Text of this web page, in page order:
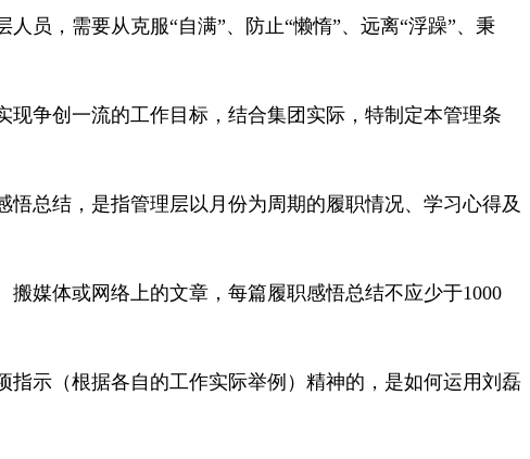
员，需要从克服“自满”、防止“懒惰”、远离“浮躁”、秉
争创一流的工作目标，结合集团实际，特制定本管理条
总结，是指管理层以月份为周期的履职情况、学习心得及
媒体或网络上的文章，每篇履职感悟总结不应少于1000
示（根据各自的工作实际举例）精神的，是如何运用刘磊